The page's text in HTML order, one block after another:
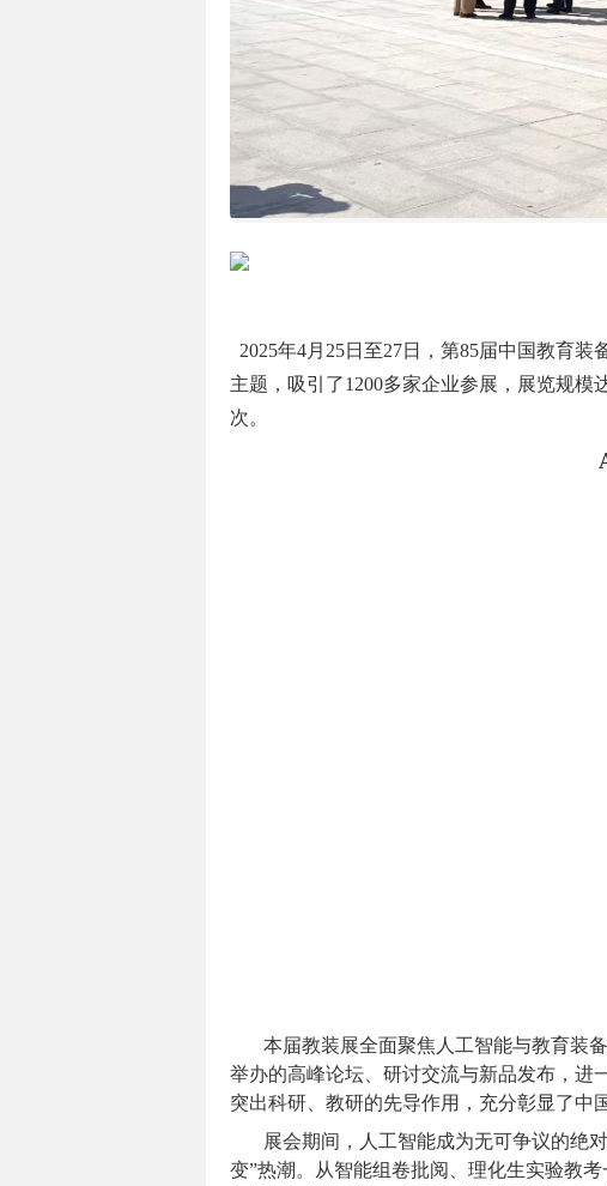
2025年4月25日至27日，第85届中国教育
主题，吸引了1200多家企业参展，展览规模
次。
本届教装展全面聚焦人工智能与教育装
举办的高峰论坛、研讨交流与新品发布，进
突出科研、教研的先导作用，充分彰显了中
展会期间，人工智能成为无可争议的绝
变”热潮。从智能组卷批阅、理化生实验教